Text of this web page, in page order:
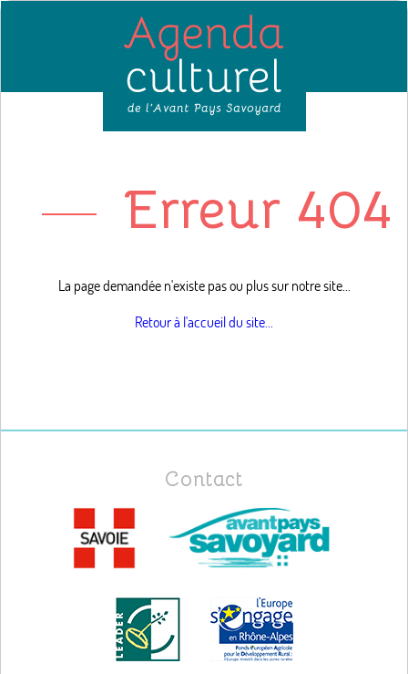
Erreur 404
La page demandée n'existe pas ou plus sur notre site...
Retour à l'accueil du site...
Contact